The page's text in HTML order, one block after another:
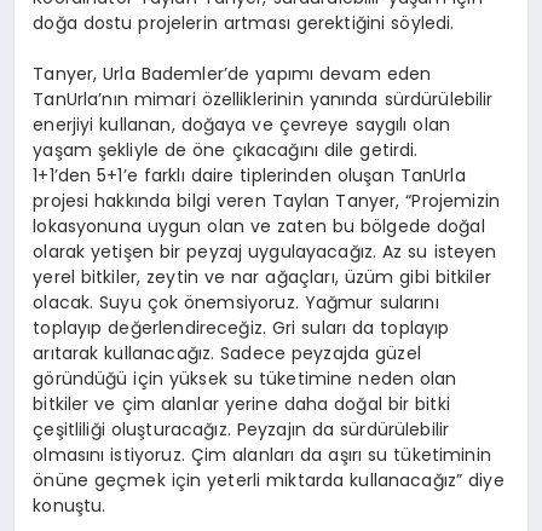
doğa dostu projelerin artması gerektiğini söyledi.
Tanyer, Urla Bademler’de yapımı devam eden
TanUrla’nın mimari özelliklerinin yanında sürdürülebilir
enerjiyi kullanan, doğaya ve çevreye saygılı olan
yaşam şekliyle de öne çıkacağını dile getirdi.
1+1’den 5+1’e farklı daire tiplerinden oluşan TanUrla
projesi hakkında bilgi veren Taylan Tanyer, “Projemizin
lokasyonuna uygun olan ve zaten bu bölgede doğal
olarak yetişen bir peyzaj uygulayacağız. Az su isteyen
yerel bitkiler, zeytin ve nar ağaçları, üzüm gibi bitkiler
olacak. Suyu çok önemsiyoruz. Yağmur sularını
toplayıp değerlendireceğiz. Gri suları da toplayıp
arıtarak kullanacağız. Sadece peyzajda güzel
göründüğü için yüksek su tüketimine neden olan
bitkiler ve çim alanlar yerine daha doğal bir bitki
çeşitliliği oluşturacağız. Peyzajın da sürdürülebilir
olmasını istiyoruz. Çim alanları da aşırı su tüketiminin
önüne geçmek için yeterli miktarda kullanacağız” diye
konuştu.